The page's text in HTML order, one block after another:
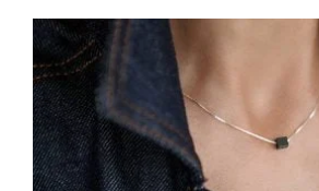
Prenumeruoti